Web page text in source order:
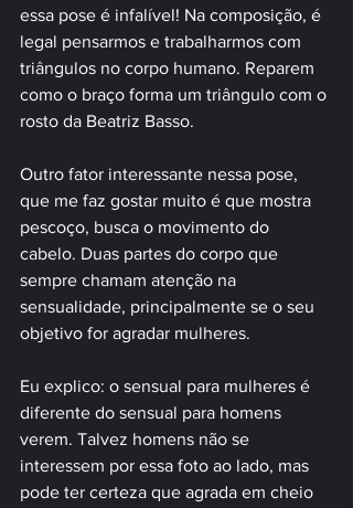
essa pose é infalível! Na composição, é
legal pensarmos e trabalharmos com
triângulos no corpo humano. Reparem
como o braço forma um triângulo com o
rosto da Beatriz Basso.
Outro fator interessante nessa pose,
que me faz gostar muito é que mostra
pescoço, busca o movimento do
cabelo. Duas partes do corpo que
sempre chamam atenção na
sensualidade, principalmente se o seu
objetivo for agradar mulheres.
Eu explico: o sensual para mulheres é
diferente do sensual para homens
verem. Talvez homens não se
interessem por essa foto ao lado, mas
pode ter certeza que agrada em cheio